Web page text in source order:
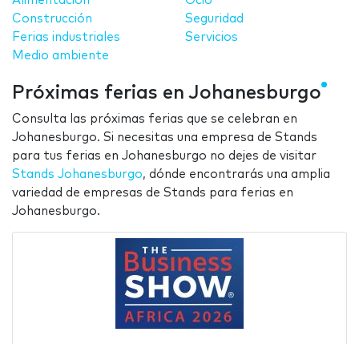
Construcción
Ferias industriales
Medio ambiente
Seguridad
Servicios
Próximas ferias en Johanesburgo
Consulta las próximas ferias que se celebran en
Johanesburgo. Si necesitas una empresa de Stands
para tus ferias en Johanesburgo no dejes de visitar
Stands Johanesburgo, dónde encontrarás una amplia
variedad de empresas de Stands para ferias en
Johanesburgo.